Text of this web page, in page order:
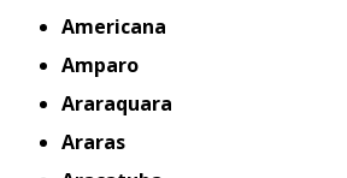
Americana
Amparo
Araraquara
Araras